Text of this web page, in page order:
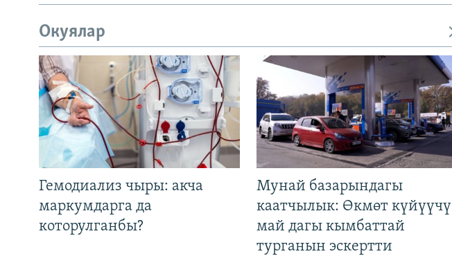
Окуялар
Гемодиализ чыры: акча
маркумдарга да
которулганбы?
Мунай базарындагы
каатчылык: Өкмөт күйүүчү
май дагы кымбаттай
турганын эскертти